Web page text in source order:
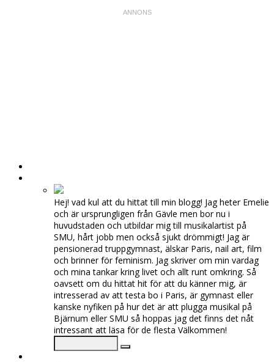
Hej! vad kul att du hittat till min blogg! Jag heter Emelie
och är ursprungligen från Gävle men bor nu i
huvudstaden och utbildar mig till musikalartist på
SMU, hårt jobb men också sjukt drömmigt! Jag är
pensionerad truppgymnast, älskar Paris, nail art, film
och brinner för feminism. Jag skriver om min vardag
och mina tankar kring livet och allt runt omkring. Så
oavsett om du hittat hit för att du känner mig, är
intresserad av att testa bo i Paris, är gymnast eller
kanske nyfiken på hur det är att plugga musikal på
Bjärnum eller SMU så hoppas jag det finns det nåt
intressant att läsa för de flesta Välkommen!